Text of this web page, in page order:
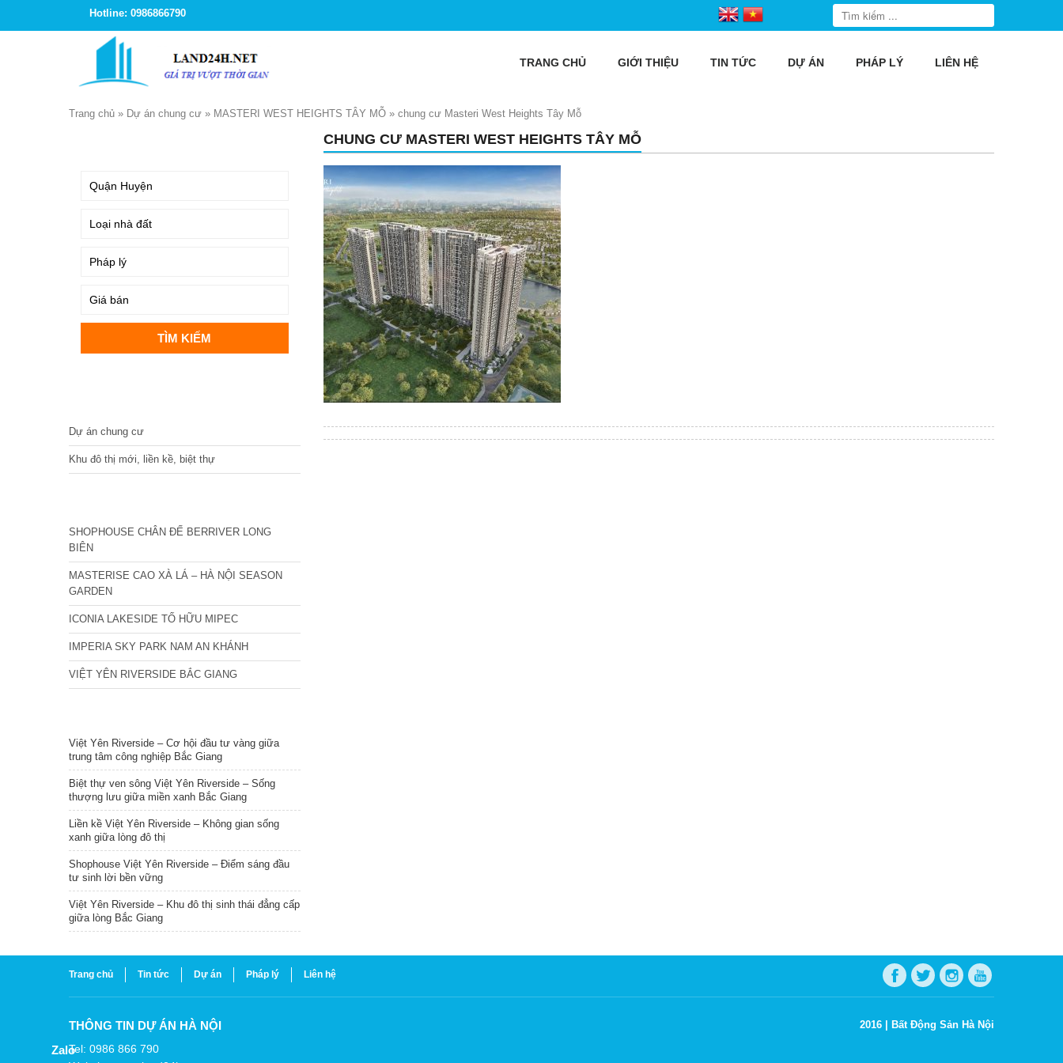
Hotline: 0986866790
TRANG CHỦ GIỚI THIỆU TIN TỨC DỰ ÁN PHÁP LÝ LIÊN HỆ
Trang chủ » Dự án chung cư » MASTERI WEST HEIGHTS TÂY MỖ » chung cư Masteri West Heights Tây Mỗ
CHUNG CƯ MASTERI WEST HEIGHTS TÂY MỖ
Dự án chung cư
Khu đô thị mới, liền kề, biệt thự
SHOPHOUSE CHÂN ĐẾ BERRIVER LONG
BIÊN
MASTERISE CAO XÀ LÁ – HÀ NỘI SEASON
GARDEN
ICONIA LAKESIDE TỐ HỮU MIPEC
IMPERIA SKY PARK NAM AN KHÁNH
VIỆT YÊN RIVERSIDE BẮC GIANG
Việt Yên Riverside – Cơ hội đầu tư vàng giữa
trung tâm công nghiệp Bắc Giang
Biệt thự ven sông Việt Yên Riverside – Sống
thượng lưu giữa miền xanh Bắc Giang
Liền kề Việt Yên Riverside – Không gian sống
xanh giữa lòng đô thị
Shophouse Việt Yên Riverside – Điểm sáng đầu
tư sinh lời bền vững
Việt Yên Riverside – Khu đô thị sinh thái đẳng cấp
giữa lòng Bắc Giang
Trang chủ Tin tức Dự án Pháp lý Liên hệ
THÔNG TIN DỰ ÁN HÀ NỘI
Tel: 0986 866 790
2016 | Bất Động Sản Hà Nội
Zalo